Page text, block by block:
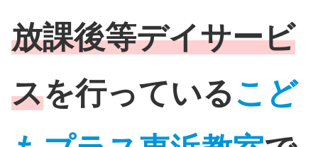
放課後等デイサービ
スを行っているこど